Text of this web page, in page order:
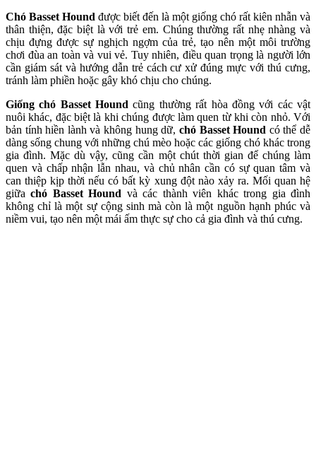
Chó Basset Hound được biết đến là một giống chó rất kiên nhẫn và
thân thiện, đặc biệt là với trẻ em. Chúng thường rất nhẹ nhàng và
chịu đựng được sự nghịch ngợm của trẻ, tạo nên một môi trường
chơi đùa an toàn và vui vẻ. Tuy nhiên, điều quan trọng là người lớn
cần giám sát và hướng dẫn trẻ cách cư xử đúng mực với thú cưng,
tránh làm phiền hoặc gây khó chịu cho chúng.
Giống chó Basset Hound cũng thường rất hòa đồng với các vật
nuôi khác, đặc biệt là khi chúng được làm quen từ khi còn nhỏ. Với
bản tính hiền lành và không hung dữ, chó Basset Hound có thể dễ
dàng sống chung với những chú mèo hoặc các giống chó khác trong
gia đình. Mặc dù vậy, cũng cần một chút thời gian để chúng làm
quen và chấp nhận lẫn nhau, và chủ nhân cần có sự quan tâm và
can thiệp kịp thời nếu có bất kỳ xung đột nào xảy ra. Mối quan hệ
giữachó Basset Hound và các thành viên khác trong gia đình
không chỉ là một sự cộng sinh mà còn là một nguồn hạnh phúc và
niềm vui, tạo nên một mái ấm thực sự cho cả gia đình và thú cưng.